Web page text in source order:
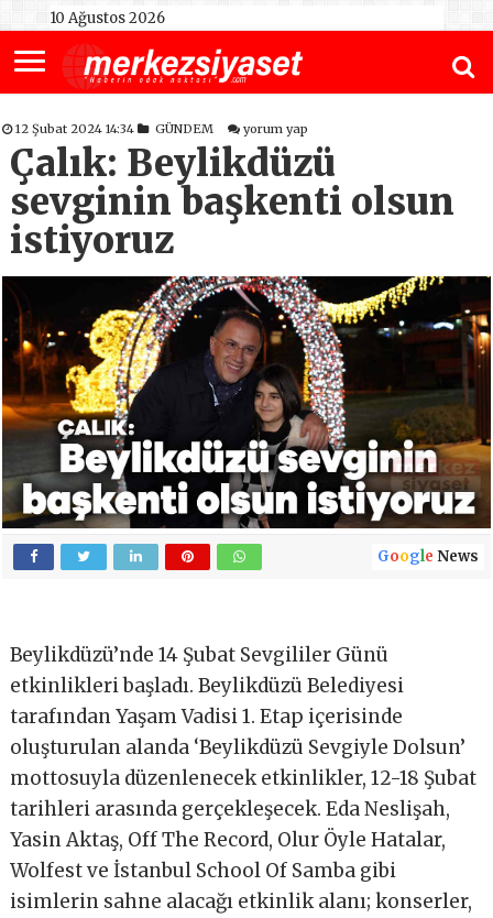
10 Ağustos 2026
12 Şubat 2024 14:34 GÜNDEM yorum yap
Çalık: Beylikdüzü
sevginin başkenti olsun
istiyoruz
Google News
Beylikdüzü’nde 14 Şubat Sevgililer Günü
etkinlikleri başladı. Beylikdüzü Belediyesi
tarafından Yaşam Vadisi 1. Etap içerisinde
oluşturulan alanda ‘Beylikdüzü Sevgiyle Dolsun’
mottosuyla düzenlenecek etkinlikler, 12-18 Şubat
tarihleri arasında gerçekleşecek. Eda Neslişah,
Yasin Aktaş, Off The Record, Olur Öyle Hatalar,
Wolfest ve İstanbul School Of Samba gibi
isimlerin sahne alacağı etkinlik alanı; konserler,